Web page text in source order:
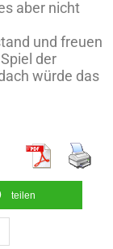
aber nicht
und freuen
der
würde das
teilen